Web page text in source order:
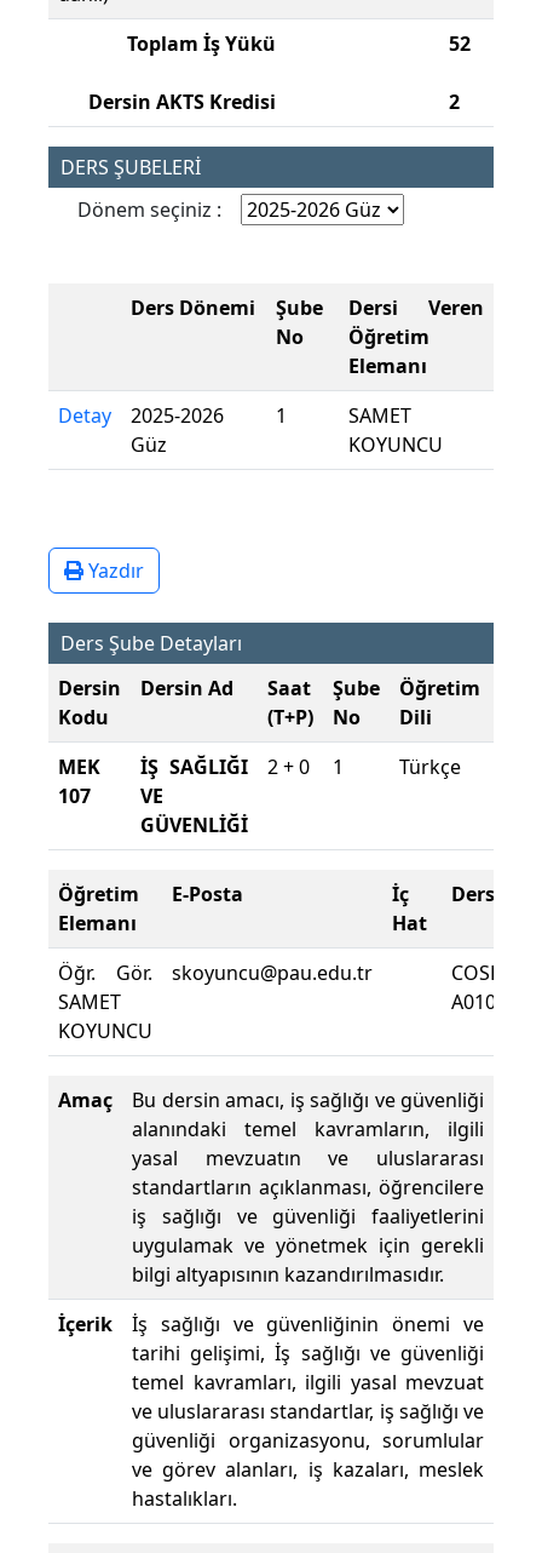
Toplam İş Yükü
Dersin AKTS Kredisi
52
2
DERS ŞUBELERİ
Dönem seçiniz :
Ders Dönemi
Şube
No
Dersi Veren
Öğretim
Elemanı
Detay
2025-2026
Güz
1
SAMET
KOYUNCU
Yazdır
Ders Şube Detayları
Dersin
Kodu
Dersin Ad
Saat
(T+P)
Şube
No
Öğretim
Dili
MEK
107
İŞ SAĞLIĞI
VE
GÜVENLİĞİ
2 + 0 1 Türkçe
Öğretim
Elemanı
E-Posta
İç
Hat
Ders Yeri
Öğr. Gör.
SAMET
KOYUNCU
skoyuncu@pau.edu.tr
A0107
Amaç
Bu dersin amacı, iş sağlığı ve güvenliği
alanındaki temel kavramların, ilgili
yasal mevzuatın ve uluslararası
standartların açıklanması, öğrencilere
iş sağlığı ve güvenliği faaliyetlerini
uygulamak ve yönetmek için gerekli
bilgi altyapısının kazandırılmasıdır.
İçerik
İş sağlığı ve güvenliğinin önemi ve
tarihi gelişimi, İş sağlığı ve güvenliği
temel kavramları, ilgili yasal mevzuat
ve uluslararası standartlar, iş sağlığı ve
güvenliği organizasyonu, sorumlular
ve görev alanları, iş kazaları, meslek
hastalıkları.